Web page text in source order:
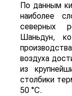
По данным
наиболее
северных
Шаньдун,
воздуха
из
столбики
50 °C.